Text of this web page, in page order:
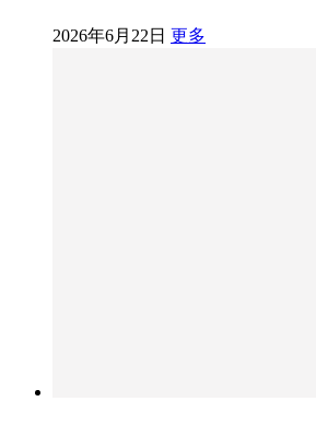
2026年6月22日 更多